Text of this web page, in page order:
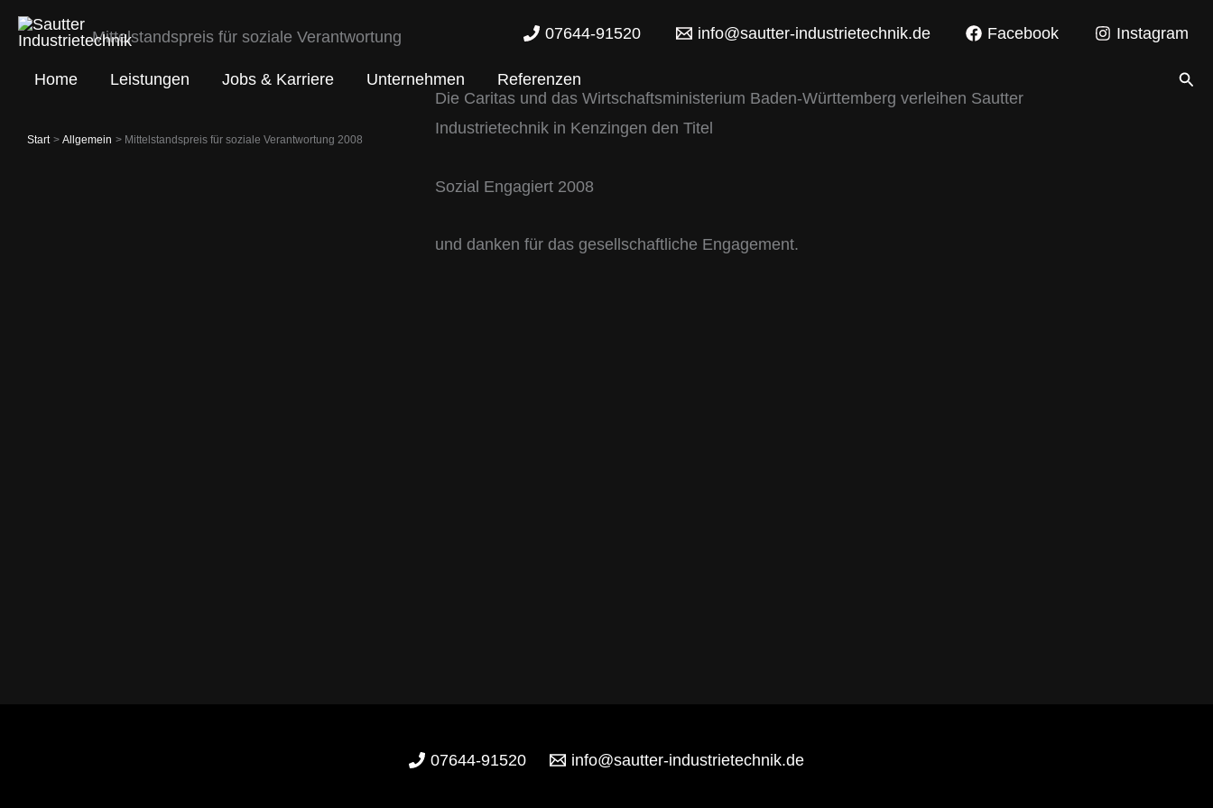
Zum
Inhalt
springen
07644-91520 info@sautter-industrietechnik.de Facebook Instagram
Home Leistungen Jobs & Karriere Unternehmen Referenzen
Start Allgemein Mittelstandspreis für soziale Verantwortung 2008
Mittelstandspreis für soziale Verantwortung
Die Caritas und das Wirtschaftsministerium Baden-Württemberg verleihen Sautter
Industrietechnik in Kenzingen den Titel
Sozial Engagiert 2008
und danken für das gesellschaftliche Engagement.
07644-91520 info@sautter-industrietechnik.de